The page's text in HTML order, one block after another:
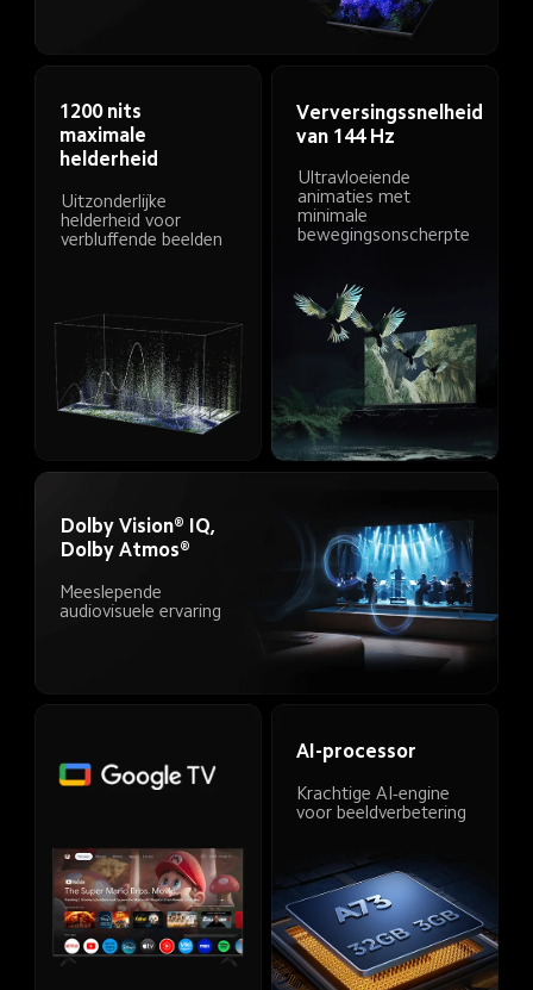
1200 nits
maximale
helderheid
Uitzonderlijke
helderheid voor
verbluffende beelden
Verversingssnelheid
van 144 Hz
Ultravloeiende
animaties met
minimale
bewegingsonscherpte
Dolby Vision® IQ,
Dolby Atmos®
Meeslepende
audiovisuele ervaring
AI-processor
Krachtige AI-engine
voor beeldverbetering